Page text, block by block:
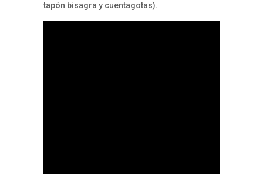
tapón bisagra y cuentagotas).